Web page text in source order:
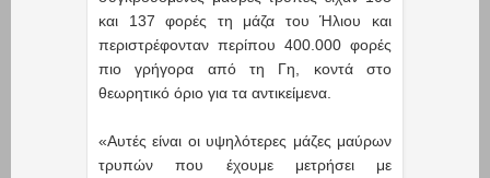
και 137 φορές τη μάζα του Ήλιου και
περιστρέφονταν περίπου 400.000 φορές
πιο γρήγορα από τη Γη, κοντά στο
θεωρητικό όριο για τα αντικείμενα.
«Αυτές είναι οι υψηλότερες μάζες μαύρων
τρυπών που έχουμε μετρήσει με